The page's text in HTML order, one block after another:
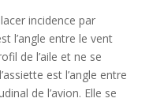
incidence par
l’angle entre le vent
de l’aile et ne se
est l’angle entre
de l’avion. Elle se